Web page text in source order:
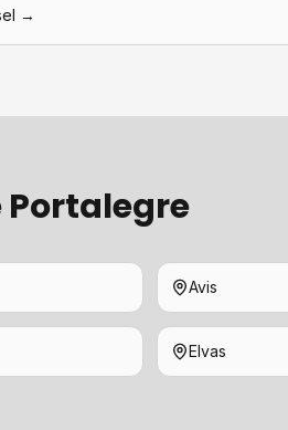
→
Portalegre
Avis
Elvas